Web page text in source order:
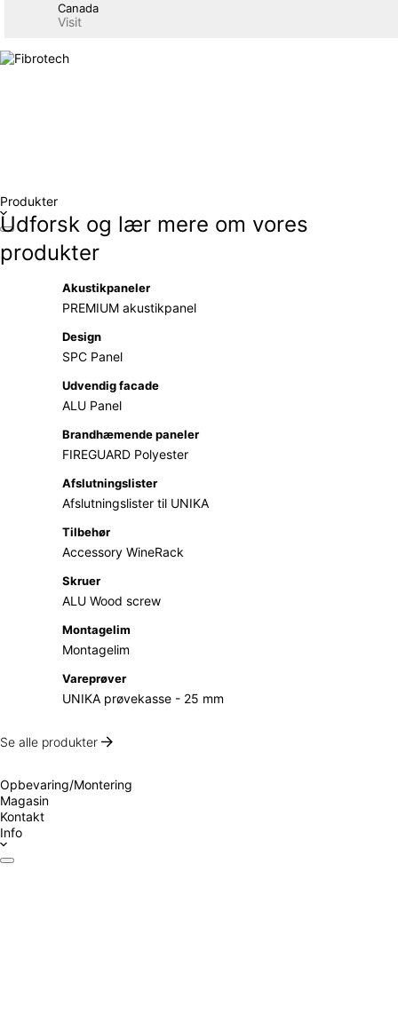
Canada
Visit
Produkter
Udforsk og lær mere om vores
produkter
Akustikpaneler
PREMIUM akustikpanel
Design
SPC Panel
Udvendig facade
ALU Panel
Brandhæmende paneler
FIREGUARD Polyester
Afslutningslister
Afslutningslister til UNIKA
Tilbehør
Accessory WineRack
Skruer
ALU Wood screw
Montagelim
Montagelim
Vareprøver
UNIKA prøvekasse - 25 mm
Se alle produkter
Opbevaring/Montering
Magasin
Kontakt
Info